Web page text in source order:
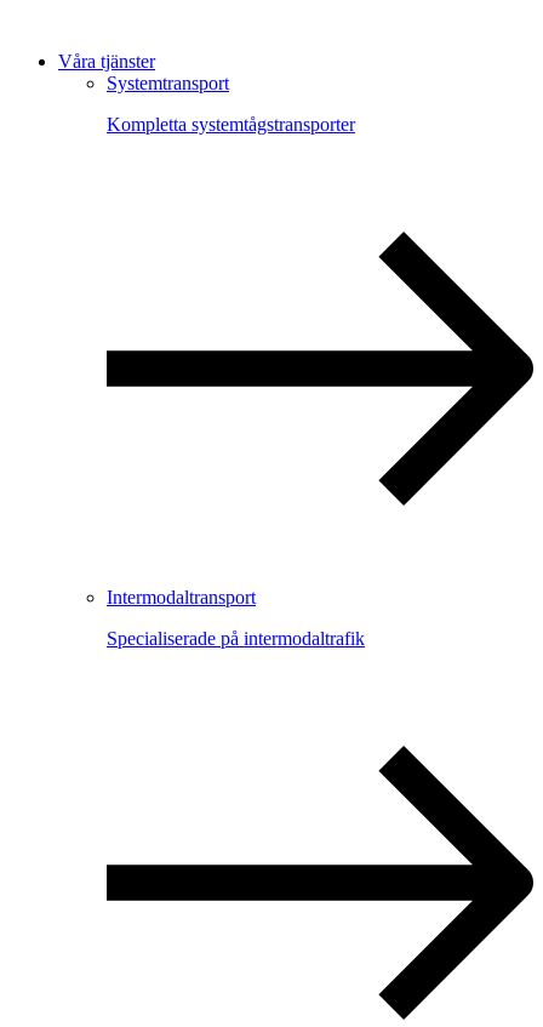
Våra tjänster
Systemtransport
Kompletta systemtågstransporter
Intermodaltransport
Specialiserade på intermodaltrafik